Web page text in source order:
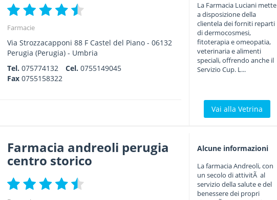
Farmacie
Via Strozzacapponi 88 F Castel del Piano -06132
Perugia (Perugia) - Umbria
Tel.075774132 Cel.0755149045
Fax0755158322
La Farmacia Luciani mette
a disposizione della
clientela dei forniti reparti
di dermocosmesi,
fitoterapia e omeopatia,
veterinaria e alimenti
speciali, offrendo anche il
Servizio Cup. L...
Vai alla Vetrina
Farmacia andreoli perugia
centro storico
Alcune informazioni
La farmacia Andreoli, con
un secolo di attivitÃ al
servizio della salute e del
benessere dei propri